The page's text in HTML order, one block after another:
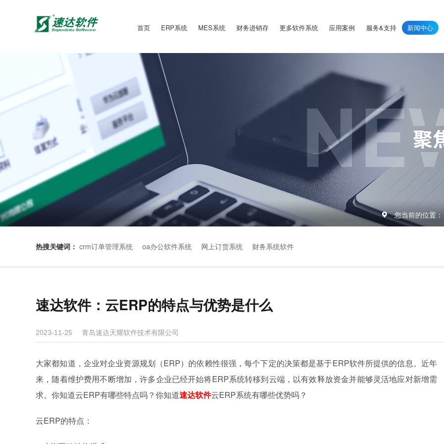
首页 ERP系统 MES系统 财务进销存 更多软件系统 应用案例 服务&支持 新闻中心
您当前的位置：
热搜关键词： crm订单管理系统 oa办公软件系统 网上订货系统 财务系统软件
速达软件：云ERP的特点与优势是什么
2023-11-25 青岛速达天耀软件技术有限公司
大家都知道，企业对企业资源规划（ERP）的依赖性很强，每个下定的决策都是基于ERP软件所提供的信息。近年
来，随着维护费用不断增加，许多企业已经开始将ERP系统转移到云端，以有效释放资金并能够灵活地应对新增需
求。你知道云ERP有哪些特点吗？你知道速达软件云ERP系统有哪些优势吗？
云ERP的特点：